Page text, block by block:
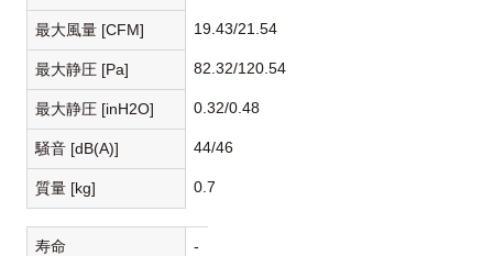
最大風量 [CFM] 19.43/21.54
最大静圧 [Pa] 82.32/120.54
最大静圧 [inH2O] 0.32/0.48
騒音 [dB(A)] 44/46
質量 [kg] 0.7
寿命 -